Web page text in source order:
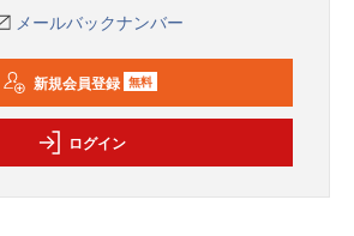
メールバックナンバー
新規会員登録 無料
ログイン